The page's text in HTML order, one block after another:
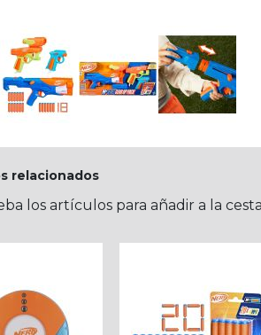
relacionados
los artículos para añadir a la